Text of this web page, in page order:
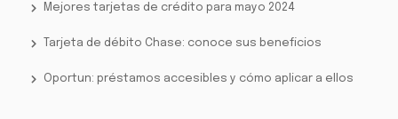
Mejores tarjetas de crédito para mayo 2024
Tarjeta de débito Chase: conoce sus beneficios
Oportun: préstamos accesibles y cómo aplicar a ellos